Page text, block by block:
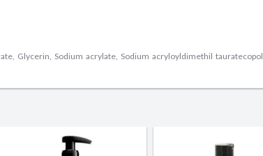
Glycerin, Sodium acrylate, Sodium acryloyldimethil